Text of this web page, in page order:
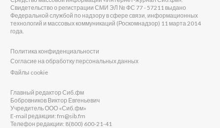
Свидетельство о регистрации СМИ ЭЛ № ФС 77 - 57211 выдано
Федеральной службой по надзору в сфере связи, информационных
технологий и массовых коммуникаций (Роскомнадзор) 11 марта 2014
года.
Политика конфиденциальности
Согласие на обработку персональных данных
Файлы cookie
Главный редактор Сиб.фм
Бобровников Виктор Евгеньевич
Учредитель ООО «Сиб.фм»
E-mail редакции: fm@sib.fm
Телефон редакции: 8(800) 600-21-41